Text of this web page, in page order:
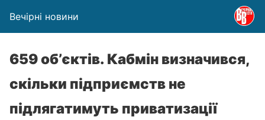
Вечірні новини
659 об’єктів. Кабмін визначився,
скільки підприємств не
підлягатимуть приватизації